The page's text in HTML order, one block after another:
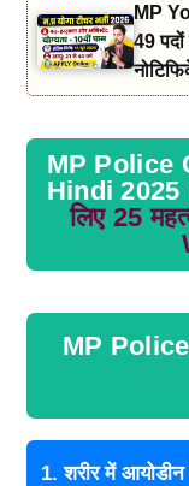
MP
49
MP Police
Hindi
लिए 25
MP
1. शरीर में